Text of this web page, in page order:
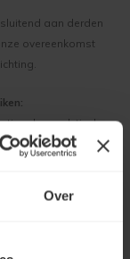
Over
aan derden
overeenkomst
analytische
dat bij het
functionaliteit.
en dat